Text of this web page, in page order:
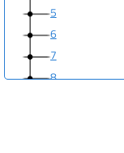
5
6
7
8